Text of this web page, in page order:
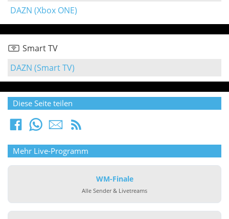
DAZN (Xbox ONE)
Smart TV
DAZN (Smart TV)
Diese Seite teilen
Mehr Live-Programm
WM-Finale
Alle Sender & Livetreams